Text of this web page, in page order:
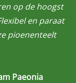
op de hoogst
en paraat
pioenenteelt
Paeonia